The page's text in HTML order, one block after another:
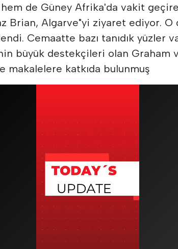
de Güney Afrika'da vakit
Brian, Algarve"yi ziyaret ediyor. O
Cemaatte bazı tanıdık yüzler
büyük destekçileri olan Graham
makalelere katkıda bulunmuş